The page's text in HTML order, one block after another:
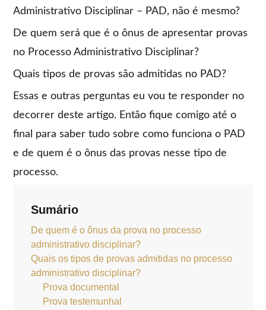
Administrativo Disciplinar – PAD, não é mesmo?
De quem será que é o ônus de apresentar provas
no Processo Administrativo Disciplinar?
Quais tipos de provas são admitidas no PAD?
Essas e outras perguntas eu vou te responder no
decorrer deste artigo. Então fique comigo até o
final para saber tudo sobre como funciona o PAD
e de quem é o ônus das provas nesse tipo de
processo.
Sumário
De quem é o ônus da prova no processo
administrativo disciplinar?
Quais os tipos de provas admitidas no processo
administrativo disciplinar?
Prova documental
Prova testemunhal